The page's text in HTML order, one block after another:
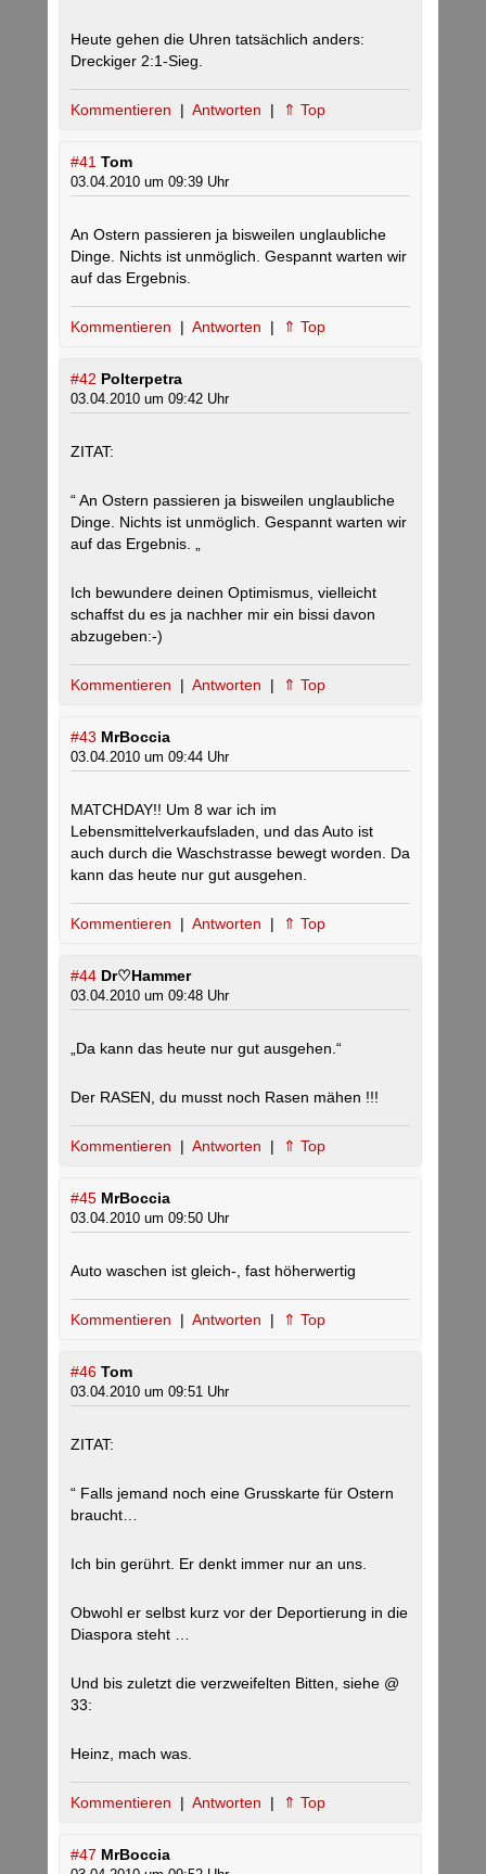
Heute gehen die Uhren tatsächlich anders:
Dreckiger 2:1-Sieg.
Kommentieren | Antworten | ⇑ Top
#41 Tom
03.04.2010 um 09:39 Uhr
An Ostern passieren ja bisweilen unglaubliche
Dinge. Nichts ist unmöglich. Gespannt warten wir
auf das Ergebnis.
Kommentieren | Antworten | ⇑ Top
#42 Polterpetra
03.04.2010 um 09:42 Uhr
ZITAT:
“ An Ostern passieren ja bisweilen unglaubliche
Dinge. Nichts ist unmöglich. Gespannt warten wir
auf das Ergebnis. „
Ich bewundere deinen Optimismus, vielleicht
schaffst du es ja nachher mir ein bissi davon
abzugeben:-)
Kommentieren | Antworten | ⇑ Top
#43 MrBoccia
03.04.2010 um 09:44 Uhr
MATCHDAY!! Um 8 war ich im
Lebensmittelverkaufsladen, und das Auto ist
auch durch die Waschstrasse bewegt worden. Da
kann das heute nur gut ausgehen.
Kommentieren | Antworten | ⇑ Top
#44 Dr♡Hammer
03.04.2010 um 09:48 Uhr
„Da kann das heute nur gut ausgehen.“
Der RASEN, du musst noch Rasen mähen !!!
Kommentieren | Antworten | ⇑ Top
#45 MrBoccia
03.04.2010 um 09:50 Uhr
Auto waschen ist gleich-, fast höherwertig
Kommentieren | Antworten | ⇑ Top
#46 Tom
03.04.2010 um 09:51 Uhr
ZITAT:
“ Falls jemand noch eine Grusskarte für Ostern
braucht…
Ich bin gerührt. Er denkt immer nur an uns.
Obwohl er selbst kurz vor der Deportierung in die
Diaspora steht …
Und bis zuletzt die verzweifelten Bitten, siehe @
33:
Heinz, mach was.
Kommentieren | Antworten | ⇑ Top
#47 MrBoccia